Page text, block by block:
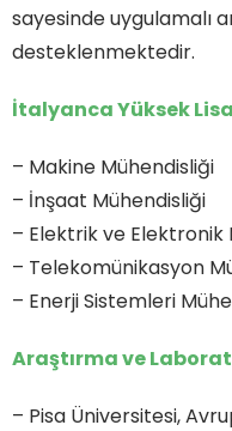
sayesinde uygulamalı
desteklenmektedir.
İtalyanca Yüksek
– Makine Mühendisliği
– İnşaat Mühendisliği
– Elektrik ve Elektronik
– Telekomünikasyon
– Enerji Sistemleri
Araştırma ve
– Pisa Üniversitesi,